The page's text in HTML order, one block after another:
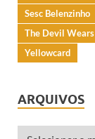
Sesc Belenzinho
The Devil Wears
Yellowcard
ARQUIVOS